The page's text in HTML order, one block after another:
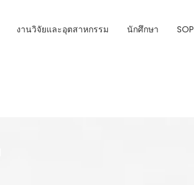
งานวิจัยและอุตสาหกรรม นักศึกษา SOP